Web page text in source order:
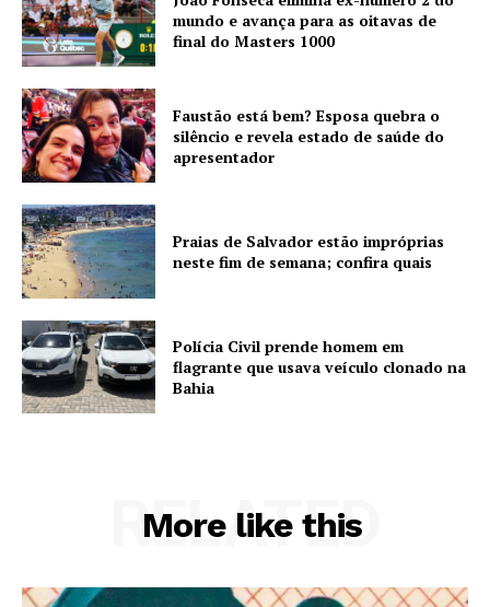
mundo e avança para as oitavas de
final do Masters 1000
Faustão está bem? Esposa quebra o
silêncio e revela estado de saúde do
apresentador
Praias de Salvador estão impróprias
neste fim de semana; confira quais
Polícia Civil prende homem em
flagrante que usava veículo clonado na
Bahia
More like this
RELATED